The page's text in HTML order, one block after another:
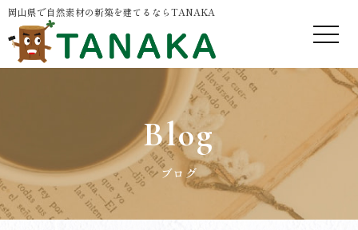
岡山県で自然素材の新築を建てるならTANAKA
Blog
ブログ